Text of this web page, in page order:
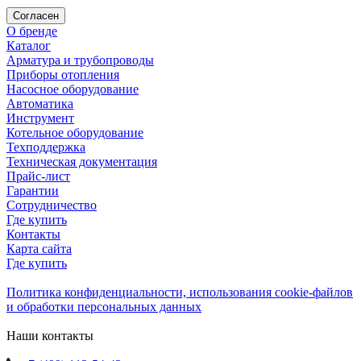
Согласен
О бренде
Каталог
Арматура и трубопроводы
Приборы отопления
Насосное оборудование
Автоматика
Инструмент
Котельное оборудование
Техподдержка
Техническая документация
Прайс-лист
Гарантии
Сотрудничество
Где купить
Контакты
Карта сайта
Где купить
Политика конфиденциальности, использования сookie-файлов
и обработки персональных данных
Наши контакты